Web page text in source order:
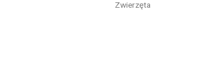
Zwierzęta